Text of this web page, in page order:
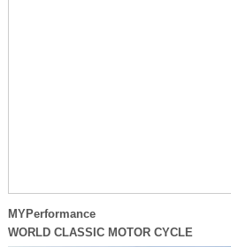
MYPerformance
WORLD CLASSIC MOTOR CYCLE